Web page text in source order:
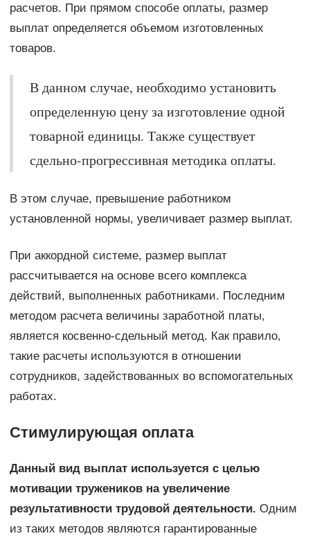
расчетов. При прямом способе оплаты, размер
выплат определяется объемом изготовленных
товаров.
В данном случае, необходимо установить
определенную цену за изготовление одной
товарной единицы. Также существует
сдельно-прогрессивная методика оплаты.
В этом случае, превышение работником
установленной нормы, увеличивает размер выплат.
При аккордной системе, размер выплат
рассчитывается на основе всего комплекса
действий, выполненных работниками. Последним
методом расчета величины заработной платы,
является косвенно-сдельный метод. Как правило,
такие расчеты используются в отношении
сотрудников, задействованных во вспомогательных
работах.
Стимулирующая оплата
Данный вид выплат используется с целью
мотивации тружеников на увеличение
результативности трудовой деятельности. Одним
из таких методов являются гарантированные